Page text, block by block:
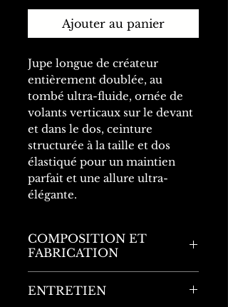
Ajouter au panier
Jupe longue de créateur
entièrement doublée, au
tombé ultra-fluide, ornée de
volants verticaux sur le devant
et dans le dos, ceinture
structurée à la taille et dos
élastiqué pour un maintien
parfait et une allure ultra-
élégante.
COMPOSITION ET
FABRICATION
ENTRETIEN